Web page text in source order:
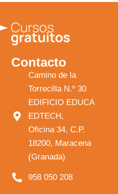
Contacto
Camino de la
Torrecilla N.º 30
EDIFICIO EDUCA
EDTECH,
Oficina 34, C.P.
18200, Maracena
(Granada)
958 050 208